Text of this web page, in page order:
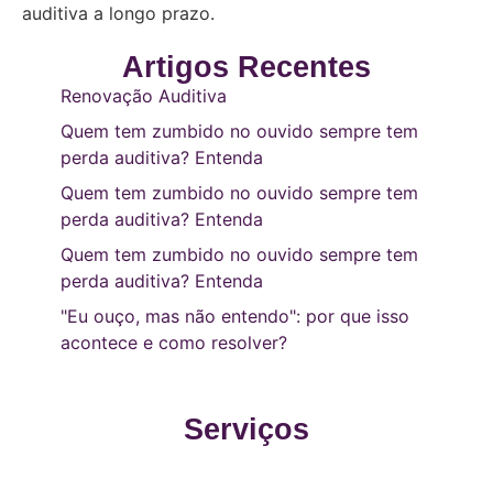
auditiva a longo prazo.
Artigos Recentes
Renovação Auditiva
Quem tem zumbido no ouvido sempre tem
perda auditiva? Entenda
Quem tem zumbido no ouvido sempre tem
perda auditiva? Entenda
Quem tem zumbido no ouvido sempre tem
perda auditiva? Entenda
"Eu ouço, mas não entendo": por que isso
acontece e como resolver?
Serviços